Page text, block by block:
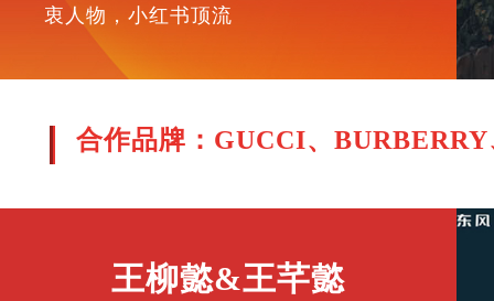
衷人物，小红书顶流
王柳懿&王芊懿
合作品牌：GUCCI、